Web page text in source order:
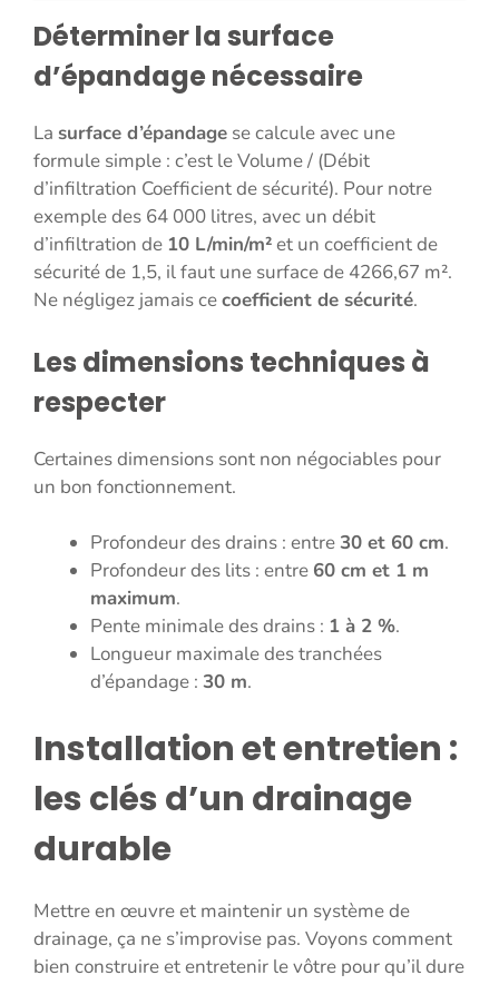
Déterminer la surface
d’épandage nécessaire
La surface d’épandage se calcule avec une
formule simple : c’est le Volume / (Débit
d’infiltration Coefficient de sécurité). Pour notre
exemple des 64 000 litres, avec un débit
d’infiltration de 10 L/min/m²et un coefficient de
sécurité de 1,5, il faut une surface de 4266,67 m².
Ne négligez jamais cecoefficient de sécurité.
Les dimensions techniques à
respecter
Certaines dimensions sont non négociables pour
un bon fonctionnement.
Profondeur des drains : entre30 et 60 cm.
Profondeur des lits : entre 60 cm et 1 m
maximum.
Pente minimale des drains : 1 à 2 %.
Longueur maximale des tranchées
d’épandage : 30 m.
Installation et entretien :
les clés d’un drainage
durable
Mettre en œuvre et maintenir un système de
drainage, ça ne s’improvise pas. Voyons comment
bien construire et entretenir le vôtre pour qu’il dure